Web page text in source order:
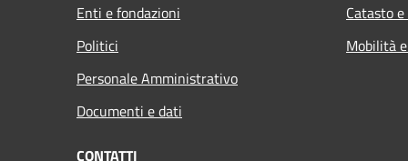
Enti e fondazioni
Politici
Personale Amministrativo
Documenti e dati
Catasto
Mobilità
CONTATTI